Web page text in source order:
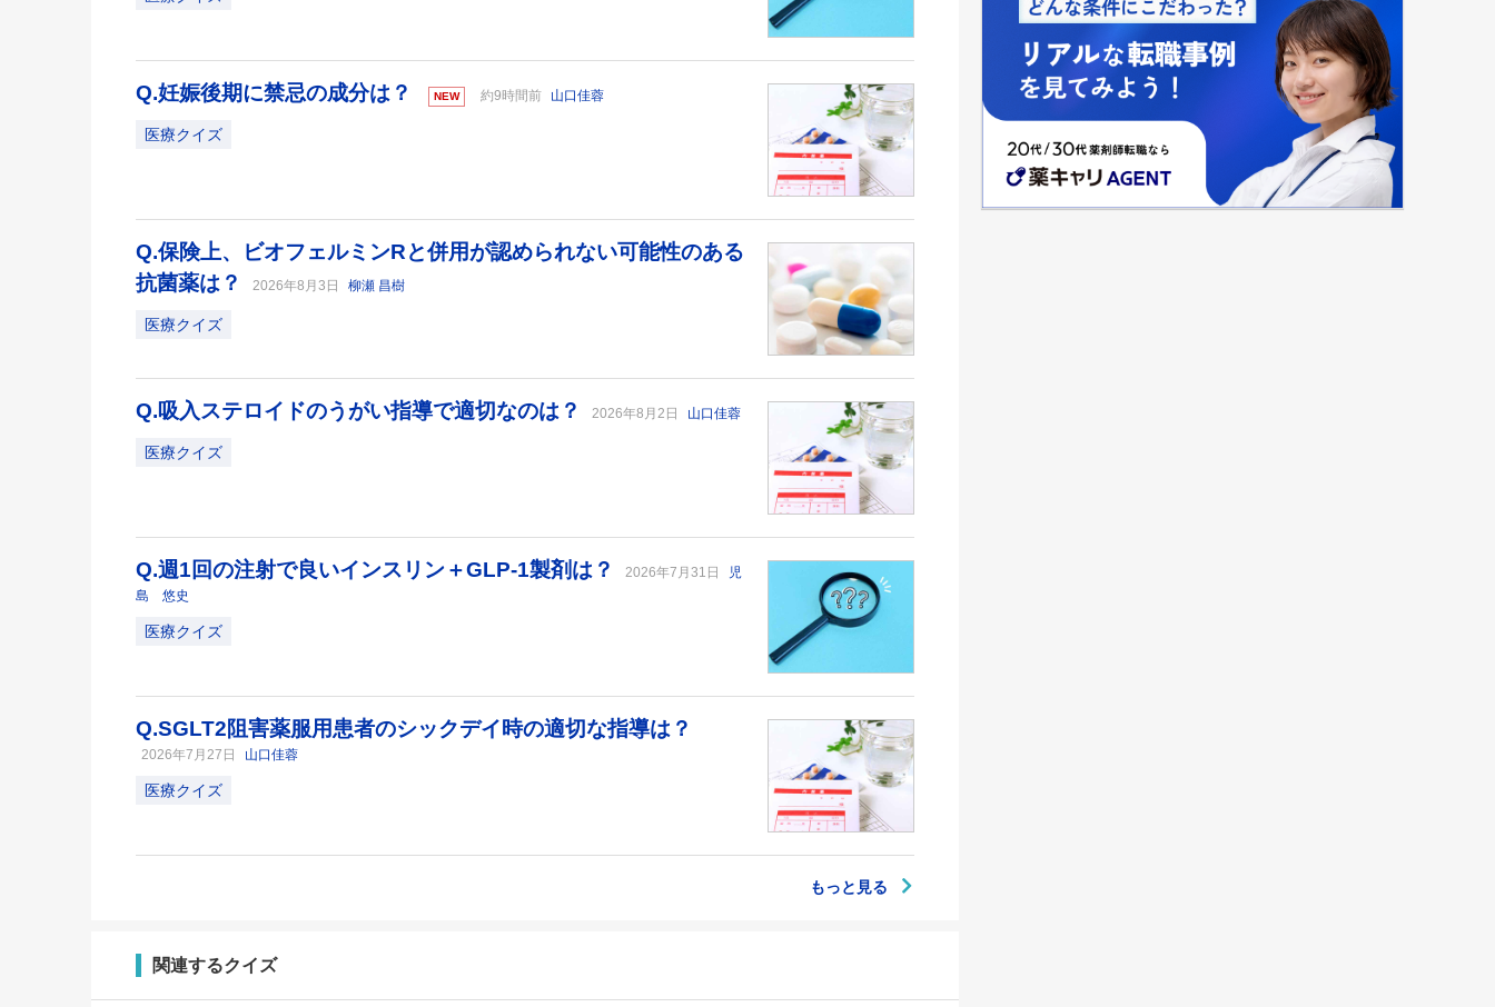
Q.妊娠後期に禁忌の成分は？ NEW 約9時間前 山口佳蓉
医療クイズ
Q.保険上、ビオフェルミンRと併用が認められない可能性のある
抗菌薬は？
2026年8月3日 柳瀬 昌樹
医療クイズ
Q.吸入ステロイドのうがい指導で適切なのは？ 2026年8月2日 山口佳蓉
医療クイズ
Q.週1回の注射で良いインスリン＋GLP-1製剤は？ 2026年7月31日
児
島 悠史
医療クイズ
Q.SGLT2阻害薬服用患者のシックデイ時の適切な指導は？
2026年7月27日 山口佳蓉
医療クイズ
もっと見る
関連するクイズ